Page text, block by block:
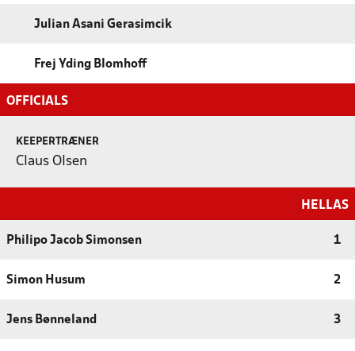
Julian Asani Gerasimcik
Frej Yding Blomhoff
OFFICIALS
KEEPERTRÆNER
Claus Olsen
HELLAS
Philipo Jacob Simonsen 1
Simon Husum 2
Jens Bønneland 3